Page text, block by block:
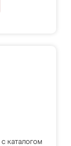
каталогом